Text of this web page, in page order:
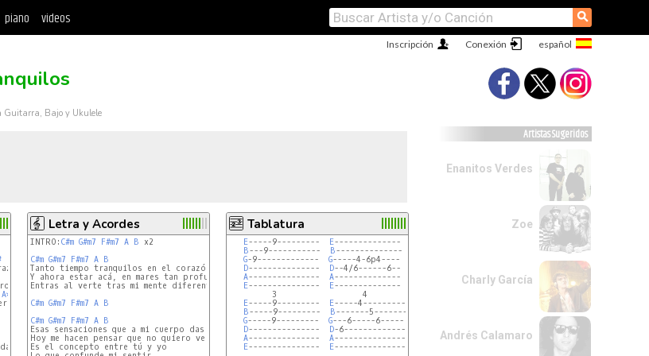
piano videos ⚲
Conexión
Inscripción
Guitarra, Bajo y Ukulele
A*
Letra y Acordes
INTRO: C#m G#m7 F#m7 A B x2
C#m G#m7 F#m7 A B
Tanto tiempo tranquilos en el corazón
Y ahora estar acá, en mares tan profundos ya
Entras al verte tras mi mente diferente
C#m G#m7 F#m7 A B
C#m G#m7 F#m7 A B
Esas sensaciones que a mi cuerpo das
Hoy me hacen pensar que no quiero verte volar
Es el concepto entre tú y yo
Tablatura
E-----9--------- E--------------
B---9----------- B--------------
G-9------------- G-----4-6p4----
D--------------- D--4/6------6--
A--------------- A--------------
E--------------- E--------------
         3                  4
E-----9--------- E-----4---------
B-----9--------- B-------5-------
G-----9--------- G---6-----6-----
D--------------- D-6-------------
A--------------- A---------------
E--------------- E---------------
Artistas Sugeridos
Enanitos Verdes
Zoe
Charly García
Andrés Calamaro